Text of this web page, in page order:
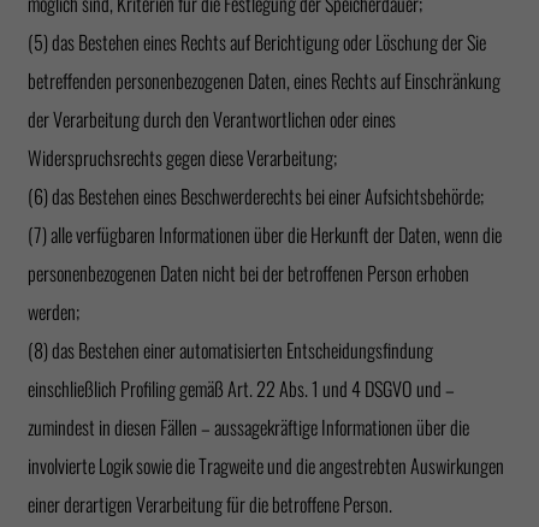
(5) das Bestehen eines Rechts auf Berichtigung oder Löschung der Sie
betreffenden personenbezogenen Daten, eines Rechts auf Einschränkung
der Verarbeitung durch den Verantwortlichen oder eines
Widerspruchsrechts gegen diese Verarbeitung;
(6) das Bestehen eines Beschwerderechts bei einer Aufsichtsbehörde;
(7) alle verfügbaren Informationen über die Herkunft der Daten, wenn die
personenbezogenen Daten nicht bei der betroffenen Person erhoben
werden;
(8) das Bestehen einer automatisierten Entscheidungsfindung
einschließlich Profiling gemäß Art. 22 Abs. 1 und 4 DSGVO und –
zumindest in diesen Fällen – aussagekräftige Informationen über die
involvierte Logik sowie die Tragweite und die angestrebten Auswirkungen
einer derartigen Verarbeitung für die betroffene Person.